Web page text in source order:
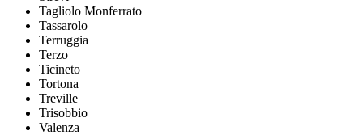
Tagliolo Monferrato
Tassarolo
Terruggia
Terzo
Ticineto
Tortona
Treville
Trisobbio
Valenza